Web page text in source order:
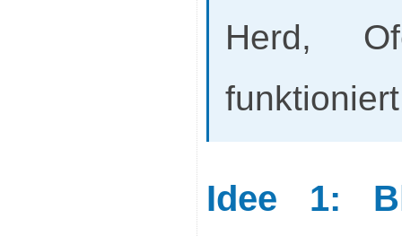
Herd,
Idee 1: